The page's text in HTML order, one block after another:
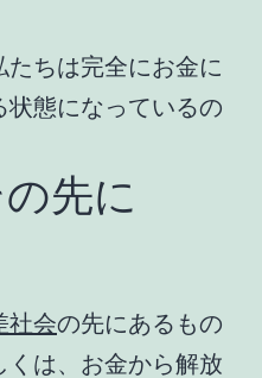
ちは完全にお金に
態になっているの
先に
社会の先にあるもの
くは、お金から解放